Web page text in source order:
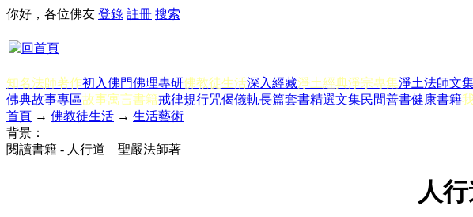
你好，各位佛友 登錄 註冊 搜索
知名法師著作初入佛門佛理專研佛教徒生活深入經藏淨土經典淨宗專集淨土法師文
佛典故事專區故事寓言書籍戒律規行咒偈儀軌長篇套書精選文集民間善書健康書籍
首頁 → 佛教徒生活 → 生活藝術
背景：
閱讀書籍 - 人行道 聖嚴法師著
人